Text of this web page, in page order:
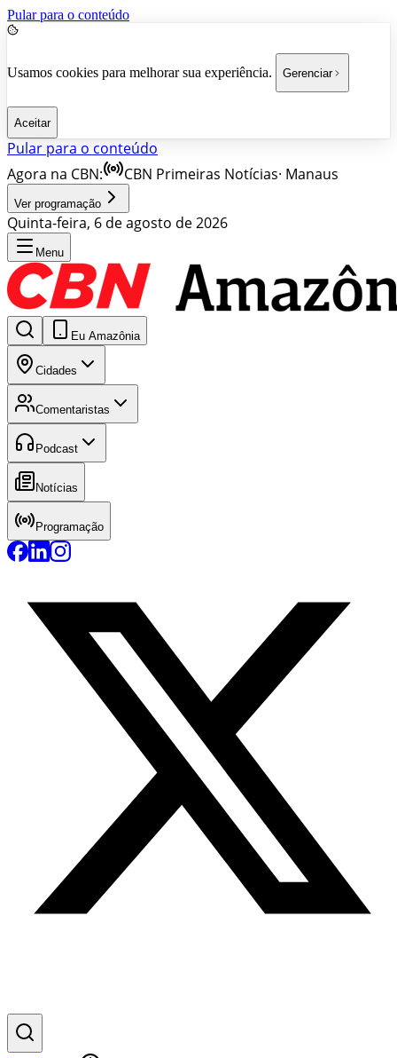
Pular para o conteúdo
Usamos cookies para melhorar sua experiência. Gerenciar
Aceitar
Pular para o conteúdo
Agora na CBN:
CBN Primeiras Notícias· Manaus
Ver programação
Quinta-feira, 6 de agosto de 2026
Menu
Eu Amazônia
Cidades
Comentaristas
Podcast
Notícias
Programação